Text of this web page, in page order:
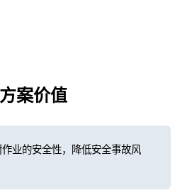
方案价值
业的安全性，降低安全事故风